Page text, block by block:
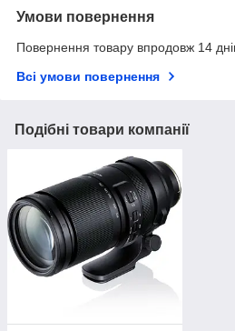
Умови повернення
Повернення товару впродовж 14
Всі умови повернення
Подібні товари компанії